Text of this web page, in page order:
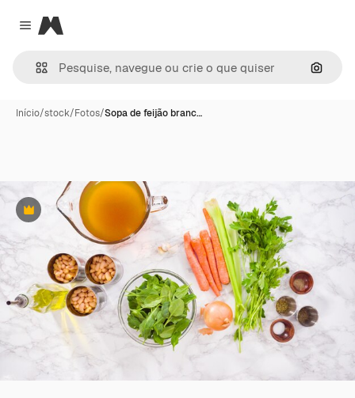
Close menu
Magnific
Início/stock/Fotos/Sopa de feijão branc…
Premium